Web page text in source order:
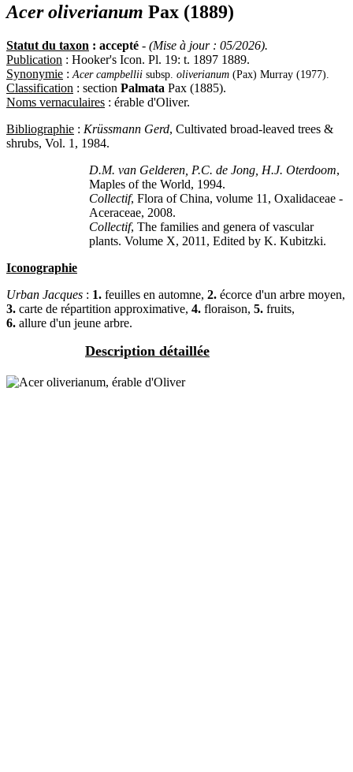
Acer oliverianum Pax (1889)
Statut du taxon : accepté - (Mise à jour : 05/2026).
Publication : Hooker's Icon. Pl. 19: t. 1897 1889.
Synonymie : Acer campbellii subsp. oliverianum (Pax) Murray (1977).
Classification : section Palmata Pax (1885).
Noms vernaculaires : érable d'Oliver.
Bibliographie : Krüssmann Gerd, Cultivated broad-leaved trees &
shrubs, Vol. 1, 1984.
D.M. van Gelderen, P.C. de Jong, H.J. Oterdoom,
Maples of the World, 1994.
Collectif, Flora of China, volume 11, Oxalidaceae -
Aceraceae, 2008.
Collectif, The families and genera of vascular
plants. Volume X, 2011, Edited by K. Kubitzki.
Iconographie
Urban Jacques : 1. feuilles en automne, 2. écorce d'un arbre moyen,
3. carte de répartition approximative, 4. floraison, 5. fruits,
6. allure d'un jeune arbre.
Description détaillée